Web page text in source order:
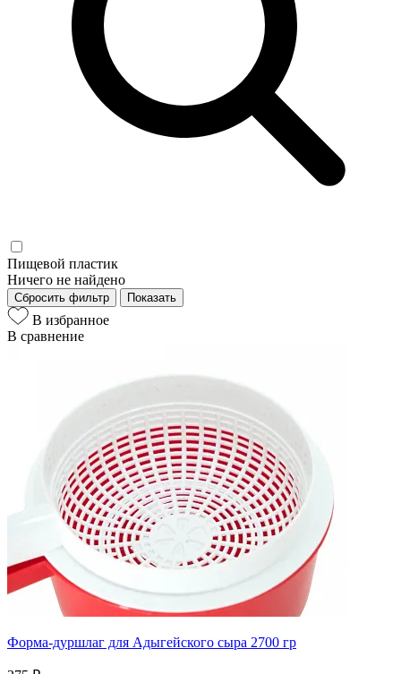
Пищевой пластик
Ничего не найдено
Сбросить фильтр Показать
В избранное
В сравнение
Форма-дуршлаг для Адыгейского сыра 2700 гр